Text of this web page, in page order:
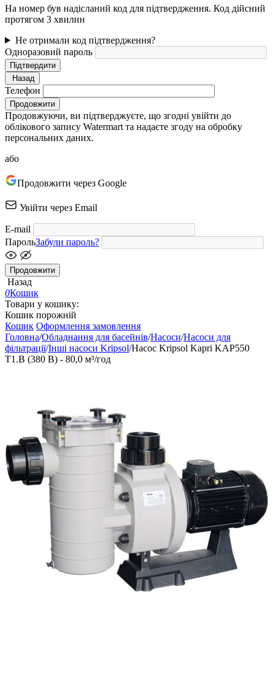
На номер був надісланий код для підтвердження. Код дійсний
протягом 3 хвилин
Не отримали код підтвердження?
Одноразовий пароль
Підтвердити
Назад
Телефон
Продовжити
Продовжуючи, ви підтверджуєте, що згодні увійти до
облікового запису Watermart та надаєте згоду на обробку
персональних даних.
або
Продовжити через Google
Увійти через Email
E-mail
ПарольЗабули пароль?
Продовжити
Назад
0Кошик
Товари у кошику:
Кошик порожній
Кошик Оформлення замовлення
Головна/Обладнання для басейнів/Насоси/Насоси для
фільтрації/Інші насоси Kripsol/Насос Kripsol Kapri KAP550
T1.B (380 В) - 80,0 м³/год